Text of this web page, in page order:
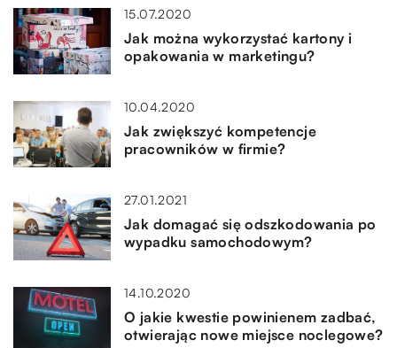
15.07.2020
Jak można wykorzystać kartony i
opakowania w marketingu?
10.04.2020
Jak zwiększyć kompetencje
pracowników w firmie?
27.01.2021
Jak domagać się odszkodowania po
wypadku samochodowym?
14.10.2020
O jakie kwestie powinienem zadbać,
otwierając nowe miejsce noclegowe?